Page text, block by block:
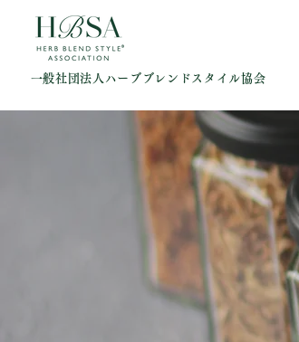
一般社団法人ハーブブレンドスタイル協会